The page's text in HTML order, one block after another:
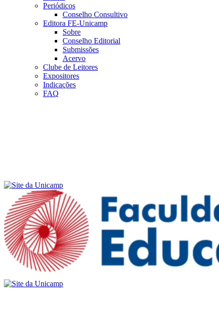
Periódicos
Conselho Consultivo
Editora FE-Unicamp
Sobre
Conselho Editorial
Submissões
Acervo
Clube de Leitores
Expositores
Indicações
FAQ